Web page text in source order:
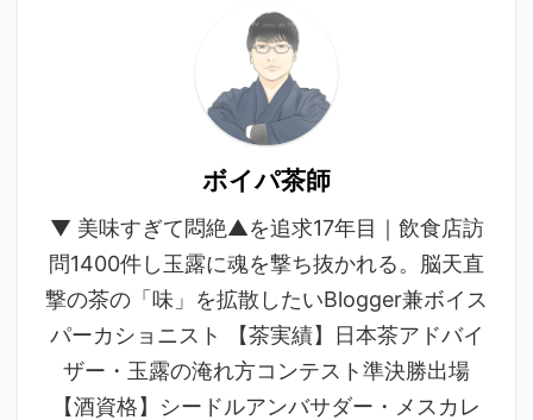
ボイパ茶師
▼ 美味すぎて悶絶▲を追求17年目｜飲食店訪
問1400件し玉露に魂を撃ち抜かれる。脳天直
撃の茶の「味」を拡散したいBlogger兼ボイス
パーカショニスト 【茶実績】日本茶アドバイ
ザー・玉露の淹れ方コンテスト準決勝出場
【酒資格】シードルアンバサダー・メスカレ